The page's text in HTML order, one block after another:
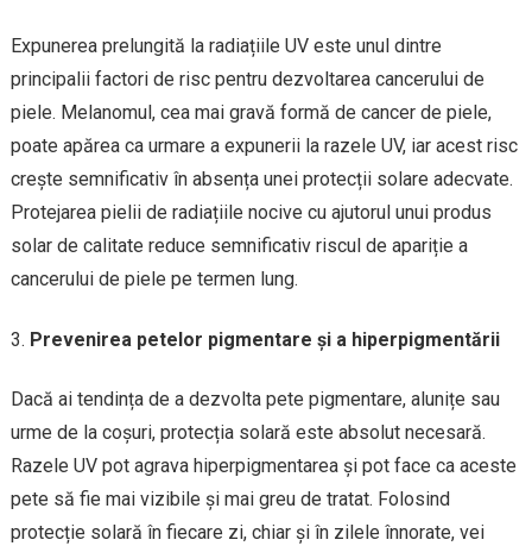
Expunerea prelungită la radiațiile UV este unul dintre
principalii factori de risc pentru dezvoltarea cancerului de
piele. Melanomul, cea mai gravă formă de cancer de piele,
poate apărea ca urmare a expunerii la razele UV, iar acest risc
crește semnificativ în absența unei protecții solare adecvate.
Protejarea pielii de radiațiile nocive cu ajutorul unui produs
solar de calitate reduce semnificativ riscul de apariție a
cancerului de piele pe termen lung.
Prevenirea petelor pigmentare și a hiperpigmentării
Dacă ai tendința de a dezvolta pete pigmentare, alunițe sau
urme de la coșuri, protecția solară este absolut necesară.
Razele UV pot agrava hiperpigmentarea și pot face ca aceste
pete să fie mai vizibile și mai greu de tratat. Folosind
protecție solară în fiecare zi, chiar și în zilele înnorate, vei